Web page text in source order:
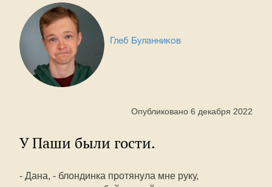
Глеб Буланников
Опубликовано 6 декабря 2022
У Паши были гости.
- Дана, - блондинка протянула мне руку,